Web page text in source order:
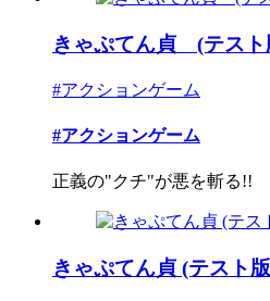
きゃぷてん貞 (テスト
#アクションゲーム
#アクションゲーム
正義の"クチ"が悪を斬る!!
きゃぷてん貞 (テスト